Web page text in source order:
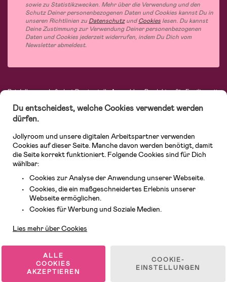
sowie zu Statistikzwecken. Mehr über die Verwendung und den
Schutz Deiner personenbezogenen Daten und Cookies kannst Du in
unseren Richtlinien zu DatenschutzundCookies lesen. Du kannst
Deine Zustimmung zur Verwendung Deiner personenbezogenen
Daten und Cookies jederzeit widerrufen, indem Du Dich vom
Newsletter abmeldest.
Bei Jollyroom.de findest Du eine tolle Auswahl an Produkten für Familien mit
einkaufen. Mit freiwilligem 365-Tage-Rückgaberecht und einem sehr
kompetenten Kundenservice kannst Du Dich beim Einkauf bei uns sicher
fühlen. In unserem Sortiment findest Du unter anderem Kinderwagen,
Autositze, Kinder- und Babymode, Produkte für Mütter und eine Menge
fantastischer Einrichtungsgegenstände, Spielsachen, Babyprodukte und
vieles mehr. Wir haben Produkte von bekannten Herstellern wie Britax, Maxi-
Cosi, Hauck, Baby Jogger, Ergobaby, Didriksons, KidKraft, Ergobaby, Philips
Avent, Jack Wolfskin, Cybex, LEGO und vielen mehr. Schau Dich um in
© 2026 Jollyroom GmbH. Alle Rechte vorbehalten.
Du entscheidest, welche Cookies verwendet werden
dürfen.
Jollyroom und unsere digitalen Arbeitspartner verwenden
Cookies auf dieser Seite. Manche davon werden benötigt, damit
die Seite korrekt funktioniert. Folgende Cookies sind für Dich
wählbar:
Cookies zur Analyse der Anwendung unserer Webseite.
Cookies, die ein maßgeschneidertes Erlebnis unserer
Webseite ermöglichen.
Cookies für Werbung und Soziale Medien.
Lies mehr über Cookies
ALLE
COOKIES
AKZEPTIEREN
COOKIE-
EINSTELLUNGEN